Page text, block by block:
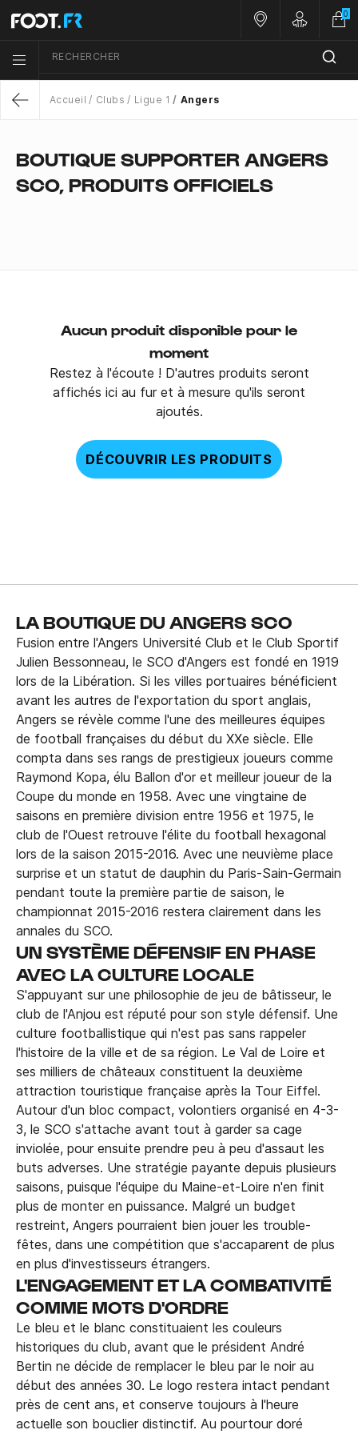
Menu list icon
RECHERCHER
Nos magasins
Customer
0
Accueil Clubs Ligue 1 Angers
BOUTIQUE SUPPORTER ANGERS
SCO, PRODUITS OFFICIELS
Aucun produit disponible pour le
moment
Restez à l'écoute ! D'autres produits seront
affichés ici au fur et à mesure qu'ils seront
ajoutés.
DÉCOUVRIR LES PRODUITS
LA BOUTIQUE DU ANGERS SCO
Fusion entre l'Angers Université Club et le Club Sportif
Julien Bessonneau, le SCO d'Angers est fondé en 1919
lors de la Libération. Si les villes portuaires bénéficient
avant les autres de l'exportation du sport anglais,
Angers se révèle comme l'une des meilleures équipes
de football françaises du début du XXe siècle. Elle
compta dans ses rangs de prestigieux joueurs comme
Raymond Kopa, élu Ballon d'or et meilleur joueur de la
Coupe du monde en 1958. Avec une vingtaine de
saisons en première division entre 1956 et 1975, le
club de l'Ouest retrouve l'élite du football hexagonal
lors de la saison 2015-2016. Avec une neuvième place
surprise et un statut de dauphin du Paris-Sain-Germain
pendant toute la première partie de saison, le
championnat 2015-2016 restera clairement dans les
annales du SCO.
UN SYSTÈME DÉFENSIF EN PHASE
AVEC LA CULTURE LOCALE
S'appuyant sur une philosophie de jeu de bâtisseur, le
club de l'Anjou est réputé pour son style défensif. Une
culture footballistique qui n'est pas sans rappeler
l'histoire de la ville et de sa région. Le Val de Loire et
ses milliers de châteaux constituent la deuxième
attraction touristique française après la Tour Eiffel.
Autour d'un bloc compact, volontiers organisé en 4-3-
3, le SCO s'attache avant tout à garder sa cage
inviolée, pour ensuite prendre peu à peu d'assaut les
buts adverses. Une stratégie payante depuis plusieurs
saisons, puisque l'équipe du Maine-et-Loire n'en finit
plus de monter en puissance. Malgré un budget
restreint, Angers pourraient bien jouer les trouble-
fêtes, dans une compétition que s'accaparent de plus
en plus d'investisseurs étrangers.
L'ENGAGEMENT ET LA COMBATIVITÉ
COMME MOTS D'ORDRE
Le bleu et le blanc constituaient les couleurs
historiques du club, avant que le président André
Bertin ne décide de remplacer le bleu par le noir au
début des années 30. Le logo restera intact pendant
près de cent ans, et conserve toujours à l'heure
actuelle son bouclier distinctif. Au pourtour doré